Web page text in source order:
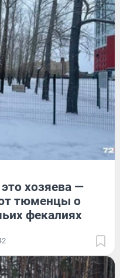
хозяева —
тюменцы о
фекалиях